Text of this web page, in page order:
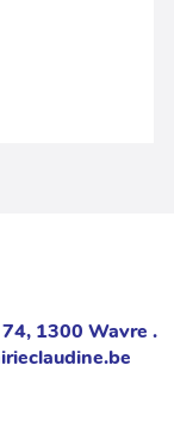
1300 Wavre .